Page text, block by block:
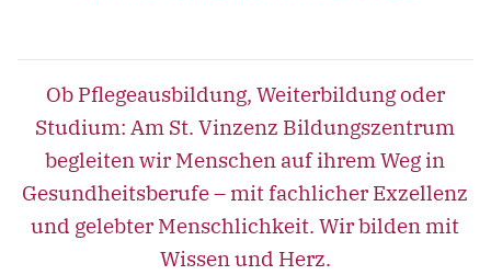
Ob Pflegeausbildung, Weiterbildung oder
Studium: Am St. Vinzenz Bildungszentrum
begleiten wir Menschen auf ihrem Weg in
Gesundheitsberufe – mit fachlicher Exzellenz
und gelebter Menschlichkeit. Wir bilden mit
Wissen und Herz.